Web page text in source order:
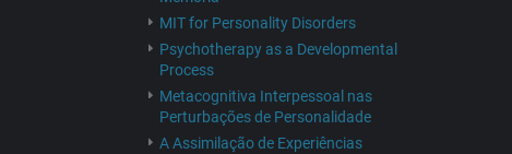
MIT for Personality Disorders
Psychotherapy as a Developmental
Process
Metacognitiva Interpessoal nas
Perturbações de Personalidade
A Assimilação de Experiências